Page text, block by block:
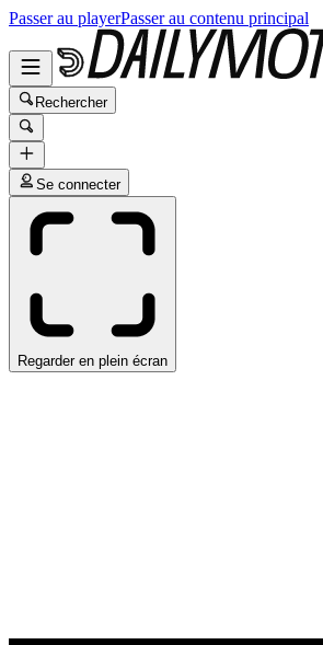
Passer au playerPasser au contenu principal
Rechercher
Se connecter
Regarder en plein écran